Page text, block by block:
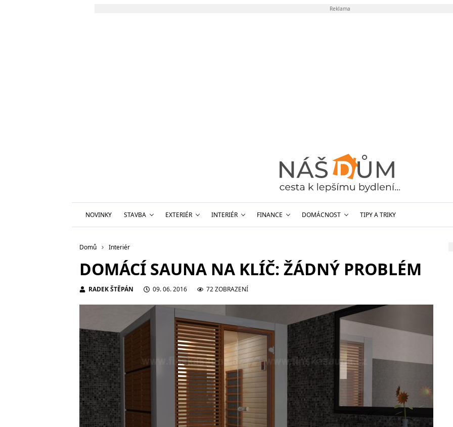
Reklama
NOVINKY STAVBA EXTERIÉR INTERIÉR FINANCE DOMÁCNOST TIPY A TRIKY
Domů Interiér
DOMÁCÍ SAUNA NA KLÍČ: ŽÁDNÝ PROBLÉM
RADEK ŠTĚPÁN 09. 06. 2016 72 ZOBRAZENÍ